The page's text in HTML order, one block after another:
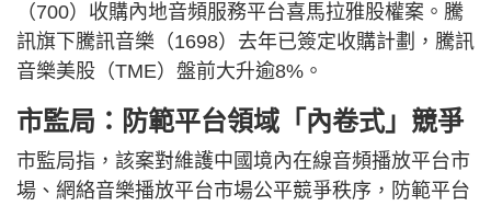
（700）收購內地音頻服務平台喜馬拉雅股權案。騰
訊旗下騰訊音樂（1698）去年已簽定收購計劃，騰訊
音樂美股（TME）盤前大升逾8%。
市監局：防範平台領域「內卷式」競爭
市監局指，該案對維護中國境內在線音頻播放平台市
場、網絡音樂播放平台市場公平競爭秩序，防範平台